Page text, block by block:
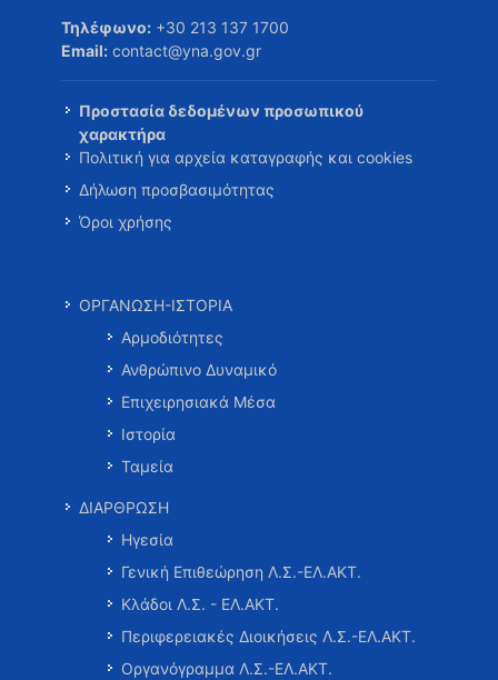
Τηλέφωνο: +30 213 137 1700
Email: contact@yna.gov.gr
Προστασία δεδομένων προσωπικού
χαρακτήρα
Πολιτική για αρχεία καταγραφής και cookies
Δήλωση προσβασιμότητας
Όροι χρήσης
ΟΡΓΑΝΩΣΗ-ΙΣΤΟΡΙΑ
Αρμοδιότητες
Ανθρώπινο Δυναμικό
Επιχειρησιακά Μέσα
Ιστορία
Ταμεία
ΔΙΑΡΘΡΩΣΗ
Ηγεσία
Γενική Επιθεώρηση Λ.Σ.-ΕΛ.ΑΚΤ.
Κλάδοι Λ.Σ. - ΕΛ.ΑΚΤ.
Περιφερειακές Διοικήσεις Λ.Σ.-ΕΛ.ΑΚΤ.
Οργανόγραμμα Λ.Σ.-ΕΛ.ΑΚΤ.